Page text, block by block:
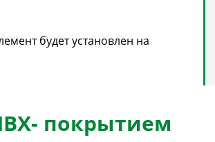
будет установлен на
покрытием